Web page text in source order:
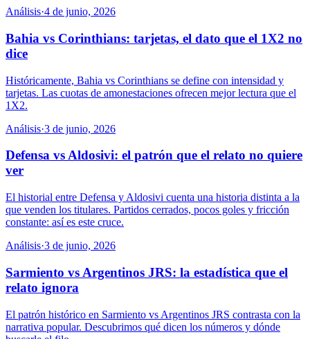
Análisis·4 de junio, 2026
Bahia vs Corinthians: tarjetas, el dato que el 1X2 no
dice
Históricamente, Bahia vs Corinthians se define con intensidad y
tarjetas. Las cuotas de amonestaciones ofrecen mejor lectura que el
1X2.
Análisis·3 de junio, 2026
Defensa vs Aldosivi: el patrón que el relato no quiere
ver
El historial entre Defensa y Aldosivi cuenta una historia distinta a la
que venden los titulares. Partidos cerrados, pocos goles y fricción
constante: así es este cruce.
Análisis·3 de junio, 2026
Sarmiento vs Argentinos JRS: la estadística que el
relato ignora
El patrón histórico en Sarmiento vs Argentinos JRS contrasta con la
narrativa popular. Descubrimos qué dicen los números y dónde